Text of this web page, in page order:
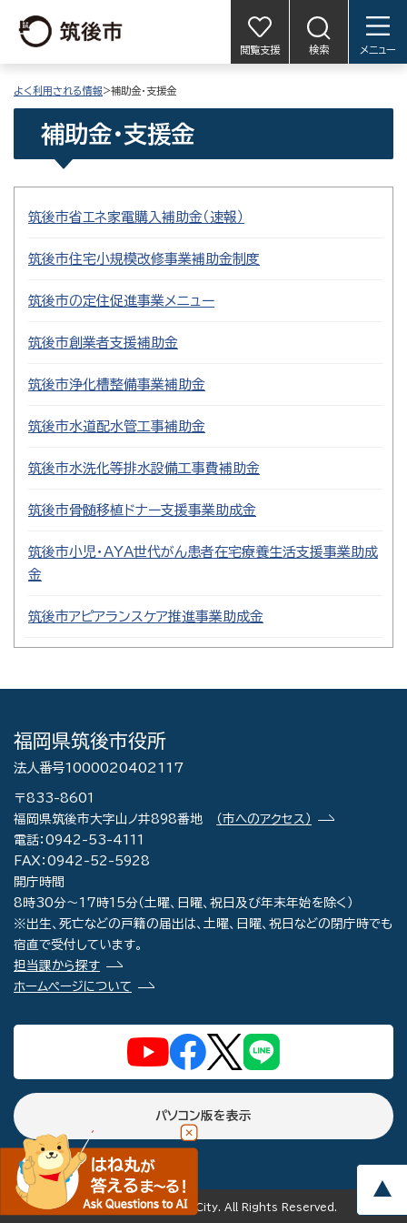
閲覧支援 検索 メニュー
よく利用される情報>補助金・支援金
補助金・支援金
筑後市省エネ家電購入補助金（速報）
筑後市住宅小規模改修事業補助金制度
筑後市の定住促進事業メニュー
筑後市創業者支援補助金
筑後市浄化槽整備事業補助金
筑後市水道配水管工事補助金
筑後市水洗化等排水設備工事費補助金
筑後市骨髄移植ドナー支援事業助成金
筑後市小児・AYA世代がん患者在宅療養生活支援事業助成
金
筑後市アピアランスケア推進事業助成金
福岡県筑後市役所
法人番号1000020402117
〒833-8601
福岡県筑後市大字山ノ井898番地
（市へのアクセス）
電話：0942-53-4111
FAX：0942-52-5928
開庁時間
8時30分～17時15分（土曜、日曜、祝日及び年末年始を除く）
※出生、死亡などの戸籍の届出は、土曜、日曜、祝日などの閉庁時でも
宿直で受付しています。
担当課から探す
ホームページについて
パソコン版を表示
copyright(c) Chikugo City. All Rights Reserved.